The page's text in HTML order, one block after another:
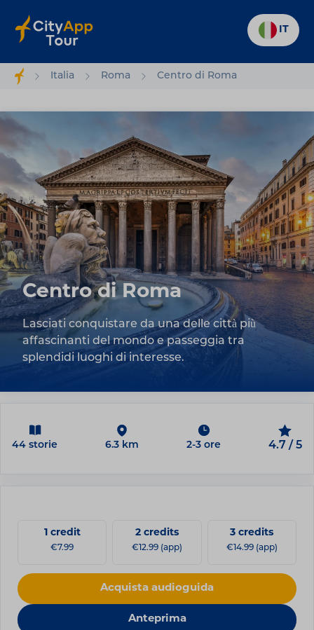
IT
Italia Roma Centro di Roma
Centro di Roma
Lasciati conquistare da una delle città più
affascinanti del mondo e passeggia tra
splendidi luoghi di interesse.
44 storie 6.3 km 2-3 ore 4.7 / 5
1 credit
€7.99
2 credits
€12.99 (app)
3 credits
€14.99 (app)
Acquista audioguida
Anteprima